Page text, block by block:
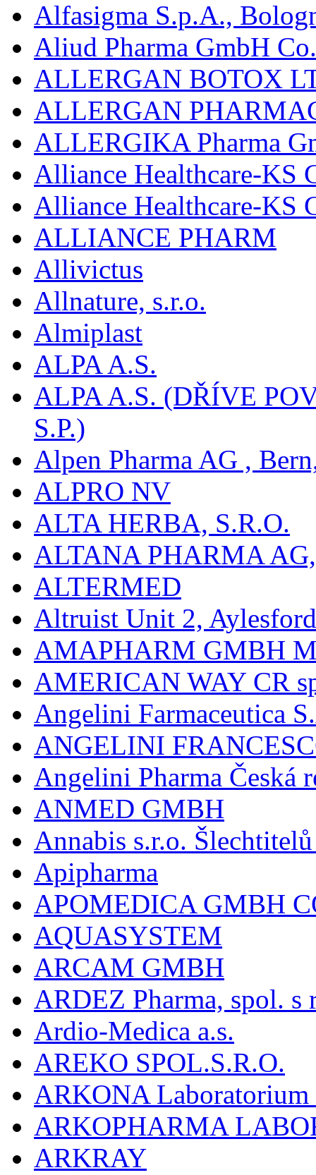
Alfasigma S.p.A.,
Aliud Pharma GmbH
ALLERGAN BOTOX
ALLERGAN
ALLERGIKA Pharma
Alliance Healthcare-KS
Alliance Healthcare-KS
ALLIANCE PHARM
Allivictus
Allnature, s.r.o.
Almiplast
ALPA A.S.
ALPA A.S. (DŘÍVE
S.P.)
Alpen Pharma AG ,
ALPRO NV
ALTA HERBA, S.R.O.
ALTANA PHARMA
ALTERMED
Altruist Unit 2, Aylesford
AMAPHARM GMBH
AMERICAN WAY CR
Angelini Farmaceutica
ANGELINI
Angelini Pharma Česká
ANMED GMBH
Annabis s.r.o.
Apipharma
APOMEDICA GMBH
AQUASYSTEM
ARCAM GMBH
ARDEZ Pharma, spol. s
Ardio-Medica a.s.
AREKO SPOL.S.R.O.
ARKONA
ARKOPHARMA
ARKRAY